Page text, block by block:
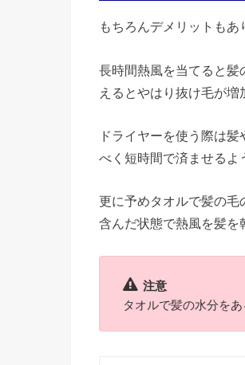
もちろんデメリットもあ
長時間熱風を当てると髪
えるとやはり抜け毛が増
ドライヤーを使う際は
べく短時間で済ませるよ
更に予めタオルで髪の毛
含んだ状態で熱風を髪を
注意
タオルで髪の水分を